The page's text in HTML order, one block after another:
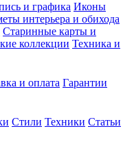
и графика Иконы
интерьера и обихода
Старинные карты и
коллекции Техника и
и оплата Гарантии
Стили Техники Статьи